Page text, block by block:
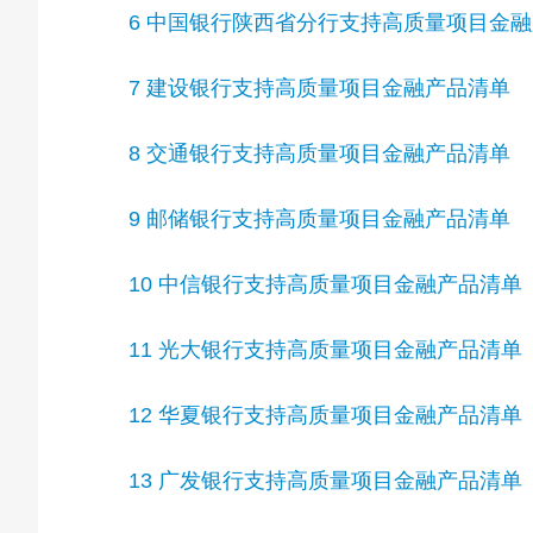
6 中国银行陕西省分行支持高质量项目金
7 建设银行支持高质量项目金融产品清单
8 交通银行支持高质量项目金融产品清单
9 邮储银行支持高质量项目金融产品清单
10 中信银行支持高质量项目金融产品清单
11 光大银行支持高质量项目金融产品清单
12 华夏银行支持高质量项目金融产品清单
13 广发银行支持高质量项目金融产品清单